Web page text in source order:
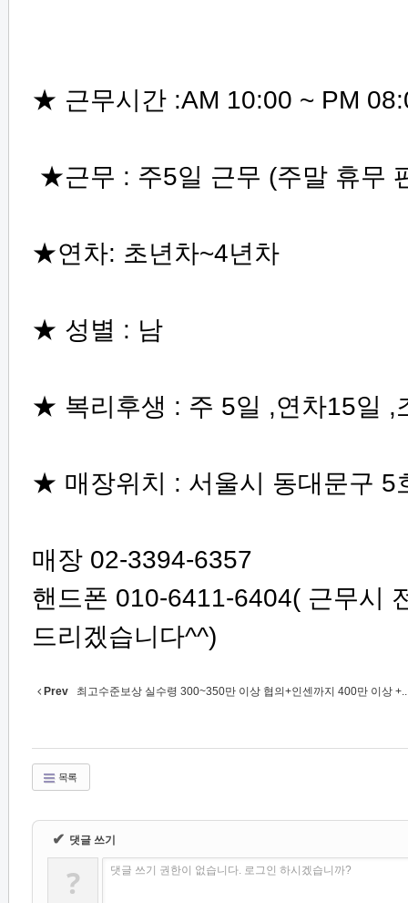
★ 근무시간 :AM 10:00 ~ PM
★근무 : 주5일 근무 (주말 휴무
★연차: 초년차~4년차
★ 성별 : 남
★ 복리후생 : 주 5일 ,연차15일 ,
★ 매장위치 : 서울시 동대문구 5
매장 02-3394-6357
핸드폰 010-6411-6404( 근무시
드리겠습니다^^)
Prev 최고수준보상 실수령 300~350만 이상 협의+인센까지 400만 이상
목록
✔ 댓글 쓰기
? 댓글 쓰기 권한이 없습니다. 로그인 하시겠습니까?